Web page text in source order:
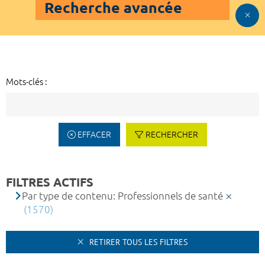
Recherche avancée
Mots-clés :
EFFACER RECHERCHER
FILTRES ACTIFS
Par type de contenu: Professionnels de santé
(1570)
RETIRER TOUS LES FILTRES